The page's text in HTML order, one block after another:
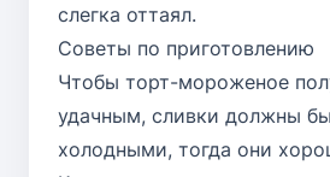
слегка оттаял.
Советы по приготовлению
Чтобы торт-мороженое
удачным, сливки должны
холодными, тогда они